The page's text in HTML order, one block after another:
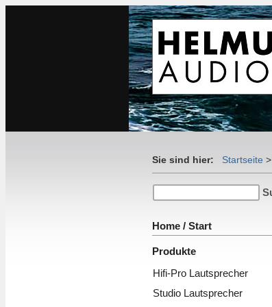
Sie sind hier: Startseite >
Home / Start
Produkte
Hifi-Pro Lautsprecher
Studio Lautsprecher